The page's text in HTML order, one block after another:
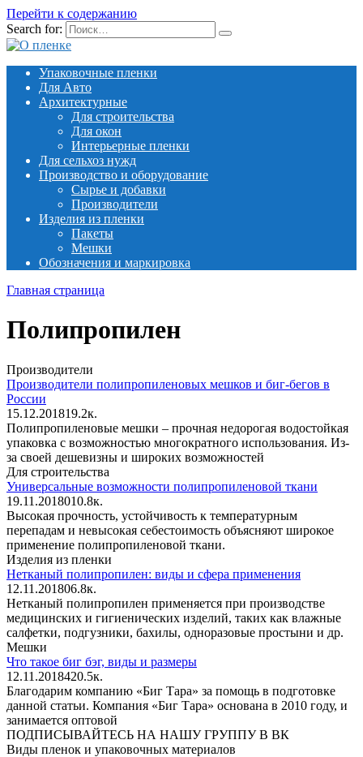
Перейти к содержанию
Search for:
Упаковочные пленки
Для Авто
Архитектурные
Для строительства
Для окон
Интерьерные пленки
Для сельхоз нужд
Производство и оборудование
Сырье и добавки
Производители
Изделия из пленки
Пакеты
Мешки
Обозначения и маркировка
Главная страница
Полипропилен
Производители
Производители полипропиленовых мешков и биг-бегов в
России
15.12.201819.2к.
Полипропиленовые мешки – прочная недорогая водостойкая
упаковка с возможностью многократного использования. Из-
за своей дешевизны и широких возможностей
Для строительства
Универсальные возможности полипропиленовой ткани
19.11.2018010.8к.
Высокая прочность, устойчивость к температурным
перепадам и невысокая себестоимость объясняют широкое
применение полипропиленовой ткани.
Изделия из пленки
Нетканый полипропилен: виды и сфера применения
12.11.201806.8к.
Нетканый полипропилен применяется при производстве
медицинских и гигиенических изделий, таких как влажные
салфетки, подгузники, бахилы, одноразовые простыни и др.
Мешки
Что такое биг бэг, виды и размеры
12.11.2018420.5к.
Благодарим компанию «Биг Тара» за помощь в подготовке
данной статьи. Компания «Биг Тара» основана в 2010 году, и
занимается оптовой
ПОДПИСЫВАЙТЕСЬ НА НАШУ ГРУППУ В ВК
Виды пленок и упаковочных материалов